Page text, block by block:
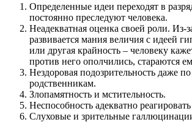
Определенные идеи переходят в
постоянно преследуют человека.
Неадекватная оценка своей роли. Из-
развивается мания величия с идеей
или другая крайность – человеку
против него ополчились, стараются
Нездоровая подозрительность даже
родственникам.
Злопамятность и мстительность.
Неспособность адекватно
Слуховые и зрительные